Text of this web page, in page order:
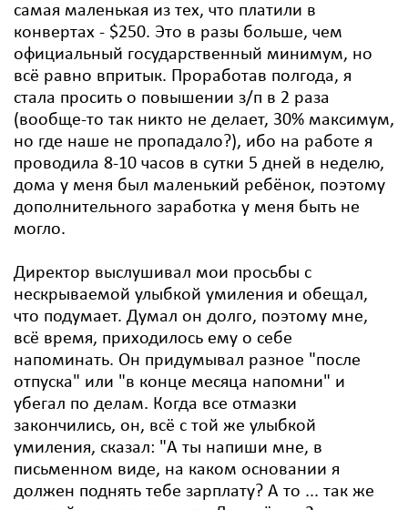
самая маленькая из тех, что платили в
конвертах - $250. Это в разы больше, чем
официальный государственный минимум, но
всё равно впритык. Проработав полгода, я
стала просить о повышении з/п в 2 раза
(вообще-то так никто не делает, 30% максимум,
но где наше не пропадало?), ибо на работе я
проводила 8-10 часов в сутки 5 дней в неделю,
дома у меня был маленький ребёнок, поэтому
дополнительного заработка у меня быть не
могло.
Директор выслушивал мои просьбы с
нескрываемой улыбкой умиления и обещал,
что подумает. Думал он долго, поэтому мне,
всё время, приходилось ему о себе
напоминать. Он придумывал разное "после
отпуска" или "в конце месяца напомни" и
убегал по делам. Когда все отмазки
закончились, он, всё с той же улыбкой
умиления, сказал: "А ты напиши мне, в
письменном виде, на каком основании я
должен поднять тебе зарплату? А то ... так же